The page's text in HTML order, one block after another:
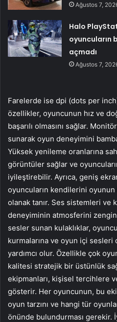
Ağustos 7,
Halo
oyuncuların
açmadı
Ağustos 7,
Farelerde ise dpi (dots per
özellikler, oyuncunun hız ve
başarılı olmasını sağlar.
sunarak oyun deneyimini
Yüksek yenileme oranlarına
görüntüler sağlar ve
iyileştirebilir. Ayrıca, geniş
oyuncuların kendilerini
olanak tanır. Ses sistemleri ve
deneyiminin atmosferini
sesler sunan kulaklıklar,
kurmalarına ve oyun içi sesleri
yardımcı olur. Özellikle çok
kalitesi stratejik bir üstünlük
ekipmanları, kişisel tercihlere
gösterir. Her oyuncunun, bu
oyun tarzını ve hangi tür
önünde bulundurması gerekir.